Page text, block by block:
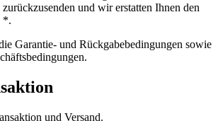
zurückzusenden und wir erstatten Ihnen den
*.
Garantie- und Rückgabebedingungen sowie
und Versand.